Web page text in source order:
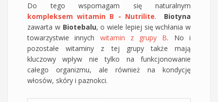
Do tego wspomagam się naturalnym
kompleksem witamin B - Nutrilite. Biotyna
zawarta w Biotebalu, o wiele lepiej się wchłania w
towarzystwie innych witamin z grupy B. No i
pozostałe witaminy z tej grupy także mają
kluczowy wpływ nie tylko na funkcjonowanie
całego organizmu, ale również na kondycję
włosów, skóry i paznokci.